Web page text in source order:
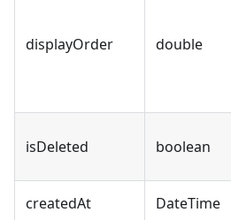
displayOrder double
isDeleted boolean
createdAt DateTime